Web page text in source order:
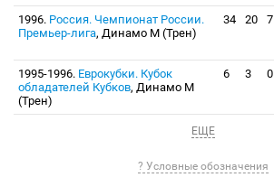
1996. Россия. Чемпионат России.
Премьер-лига, Динамо М (Трен)
34 20 7
1995-1996. Еврокубки. Кубок
обладателей Кубков, Динамо М
(Трен)
6 3 0
ЕЩЕ
? Условные обозначения